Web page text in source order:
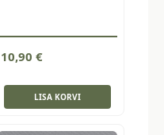
10,90 €
LISA KORVI